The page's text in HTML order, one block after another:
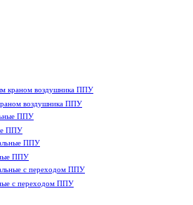
воздушника ППУ
ППУ
ППУ
с переходом ППУ